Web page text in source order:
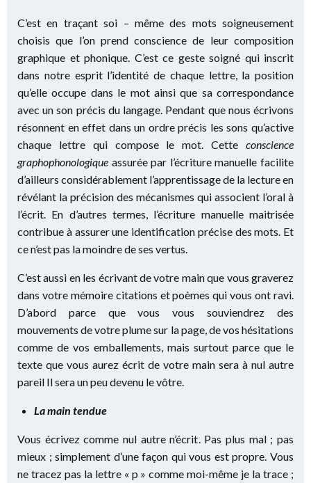
C’est en traçant soi – même des mots soigneusement
choisis que l’on prend conscience de leur composition
graphique et phonique. C’est ce geste soigné qui inscrit
dans notre esprit l’identité de chaque lettre, la position
qu’elle occupe dans le mot ainsi que sa correspondance
avec un son précis du langage. Pendant que nous écrivons
résonnent en effet dans un ordre précis les sons qu’active
chaque lettre qui compose le mot. Cette conscience
graphophonologique assurée par l’écriture manuelle facilite
d’ailleurs considérablement l’apprentissage de la lecture en
révélant la précision des mécanismes qui associent l’oral à
l’écrit. En d’autres termes, l’écriture manuelle maitrisée
contribue à assurer une identification précise des mots. Et
ce n’est pas la moindre de ses vertus.
C’est aussi en les écrivant de votre main que vous graverez
dans votre mémoire citations et poèmes qui vous ont ravi.
D’abord parce que vous vous souviendrez des
mouvements de votre plume sur la page, de vos hésitations
comme de vos emballements, mais surtout parce que le
texte que vous aurez écrit de votre main sera à nul autre
pareil Il sera un peu devenu le vôtre.
La main tendue
Vous écrivez comme nul autre n’écrit. Pas plus mal ; pas
mieux ; simplement d’une façon qui vous est propre. Vous
ne tracez pas la lettre « p » comme moi-même je la trace ;